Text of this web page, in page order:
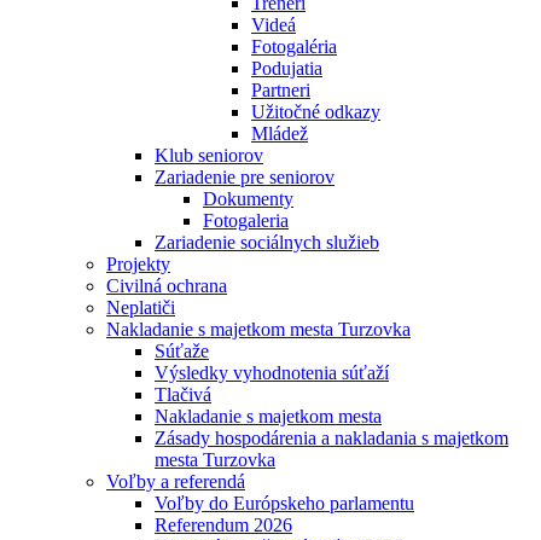
Videá
Fotogaléria
Podujatia
Partneri
Užitočné odkazy
Mládež
Klub seniorov
Zariadenie pre seniorov
Dokumenty
Fotogaleria
Zariadenie sociálnych služieb
Projekty
Civilná ochrana
Neplatiči
Nakladanie s majetkom mesta Turzovka
Súťaže
Výsledky vyhodnotenia súťaží
Tlačivá
Nakladanie s majetkom mesta
Zásady hospodárenia a nakladania s majetkom
mesta Turzovka
Voľby a referendá
Voľby do Európskeho parlamentu
Referendum 2026